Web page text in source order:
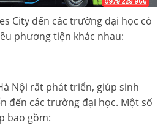
City đến các trường đại học có
phương tiện khác nhau:
Nội rất phát triển, giúp sinh
đến các trường đại học. Một số
bao gồm: